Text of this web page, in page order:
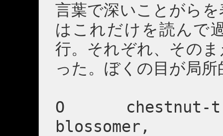
言葉で深いことがら
はこれだけを読んで
行。それぞれ、その
った。ぼくの目が局
O chestnut-
blossomer,